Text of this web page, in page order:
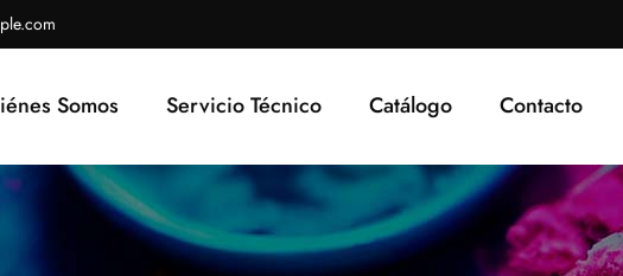
Somos Servicio Técnico Catálogo Contacto